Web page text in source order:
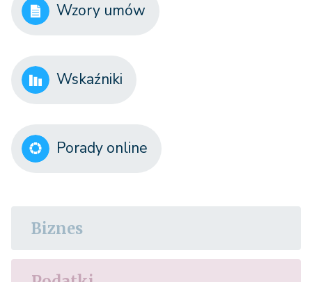
Wzory umów
Wskaźniki
Porady online
Biznes